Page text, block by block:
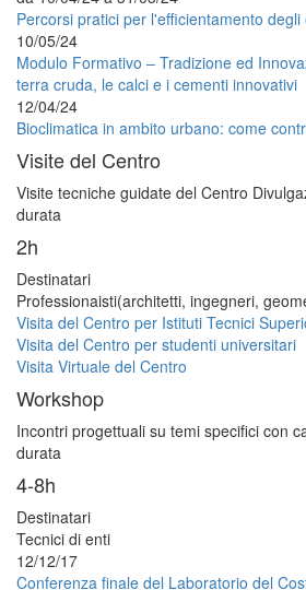
Percorsi pratici per l'efficientamento
10/05/24
Modulo Formativo – Tradizione ed
terra cruda, le calci e i cementi innovativi
12/04/24
Bioclimatica in ambito urbano: come
Visite del Centro
Visite tecniche guidate del Centro
durata
2h
Destinatari
Professionaisti(architetti, ingegneri,
Visita del Centro per Istituti Tecnici
Visita del Centro per studenti universitari
Visita Virtuale del Centro
Workshop
Incontri progettuali su temi specifici con
durata
4-8h
Destinatari
Tecnici di enti
12/12/17
Conferenza finale del Laboratorio del